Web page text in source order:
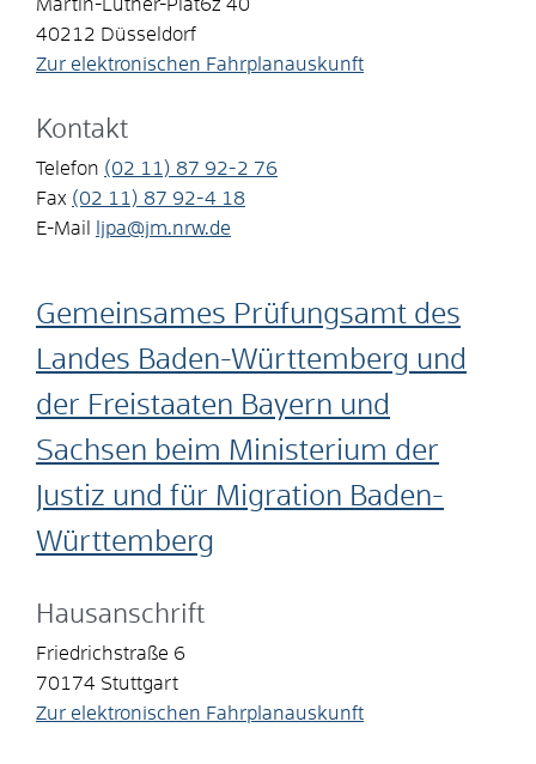
Martin-Luther-Plat6z 40
40212 Düsseldorf
Zur elektronischen Fahrplanauskunft
Kontakt
Telefon (02 11) 87 92-2 76
Fax (02 11) 87 92-4 18
E-Mail
ljpa@jm.nrw.de
Gemeinsames Prüfungsamt des
Landes Baden-Württemberg und
der Freistaaten Bayern und
Sachsen beim Ministerium der
Justiz und für Migration Baden-
Württemberg
Hausanschrift
Friedrichstraße 6
70174 Stuttgart
Zur elektronischen Fahrplanauskunft